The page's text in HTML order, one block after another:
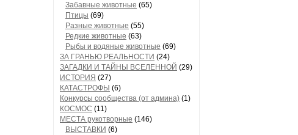
Забавные животные (65)
Птицы (69)
Разные животные (55)
Редкие животные (63)
Рыбы и водяные животные (69)
ЗА ГРАНЬЮ РЕАЛЬНОСТИ (24)
ЗАГАДКИ И ТАЙНЫ ВСЕЛЕННОЙ (29)
ИСТОРИЯ (27)
КАТАСТРОФЫ (6)
Конкурсы сообщества (от админа) (1)
КОСМОС (11)
МЕСТА рукотворные (146)
ВЫСТАВКИ (6)